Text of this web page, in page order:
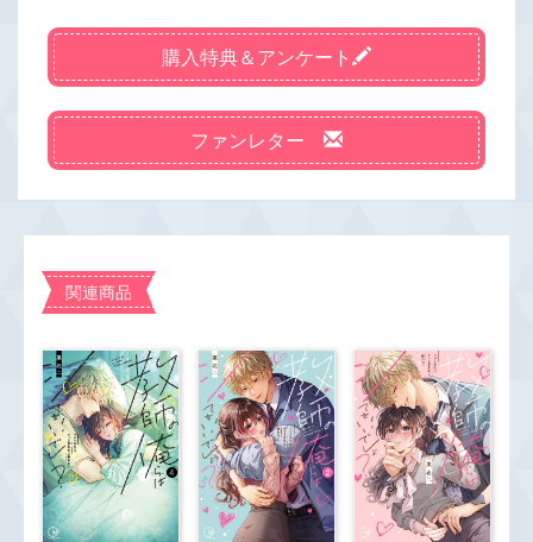
購入特典＆アンケート
ファンレター
関連商品